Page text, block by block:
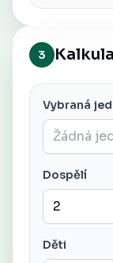
3
Vybraná
Dospělí
Děti